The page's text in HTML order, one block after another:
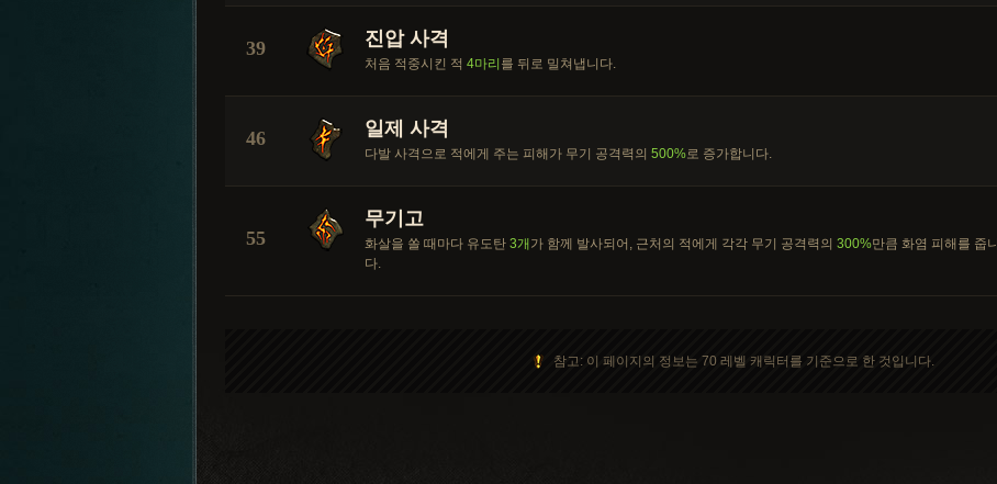
39 진압 사격
처음 적중시킨 적 4마리 를 뒤로 밀쳐냅니다.
46 일제 사격
다발 사격으로 적에게 주는 피해가 무기 공격력의 500%로 증가합니다.
55
무기고
화살을 쏠 때마다 유도탄 3개 가 함께 발사되어, 근처의 적에게 각각 무기 공격력의 300%만큼 화염 피해를 줍니
다.
참고: 이 페이지의 정보는 70 레벨 캐릭터를 기준으로 한 것입니다.